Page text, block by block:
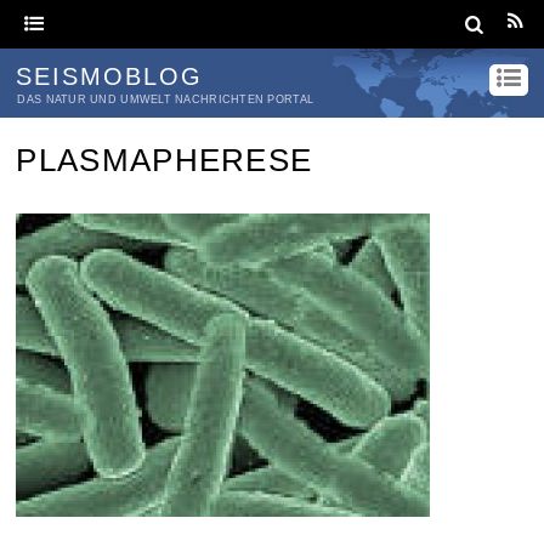
SEISMOBLOG
DAS NATUR UND UMWELT NACHRICHTEN PORTAL
PLASMAPHERESE